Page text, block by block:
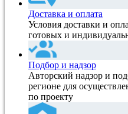
Доставка и оплата
Условия доставки и
готовых и
Подбор и надзор
Авторский надзор и
регионе для
по проекту